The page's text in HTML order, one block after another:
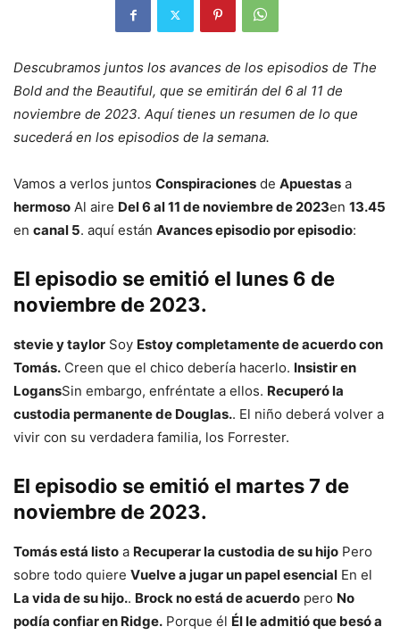
Descubramos juntos los avances de los episodios de The
Bold and the Beautiful, que se emitirán del 6 al 11 de
noviembre de 2023. Aquí tienes un resumen de lo que
sucederá en los episodios de la semana.
Vamos a verlos juntos Conspiraciones de Apuestas a
hermoso Al aire Del 6 al 11 de noviembre de 2023en 13.45
en canal 5. aquí están Avances episodio por episodio:
El episodio se emitió el lunes 6 de
noviembre de 2023.
stevie y taylor Soy Estoy completamente de acuerdo con
Tomás. Creen que el chico debería hacerlo. Insistir en
LogansSin embargo, enfréntate a ellos. Recuperó la
custodia permanente de Douglas.. El niño deberá volver a
vivir con su verdadera familia, los Forrester.
El episodio se emitió el martes 7 de
noviembre de 2023.
Tomás está listo a Recuperar la custodia de su hijo Pero
sobre todo quiere Vuelve a jugar un papel esencial En el
La vida de su hijo.. Brock no está de acuerdo pero No
podía confiar en Ridge. Porque él Él le admitió que besó a